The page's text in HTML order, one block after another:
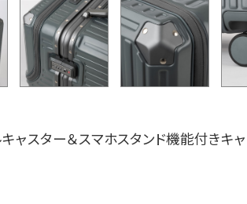
ャスター＆スマホスタンド機能付き